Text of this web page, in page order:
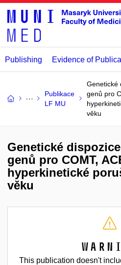
Publishing Evidence of
Publikace
LF MU
Genetické
genů pro
věku
Genetické
genů pro COMT,
hyperkinetické
věku
This publication doesn't